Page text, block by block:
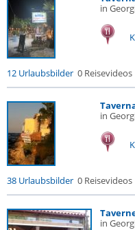
in
12 Urlaubsbilder 0 Reisevideos
in
38 Urlaubsbilder 0 Reisevideos
in